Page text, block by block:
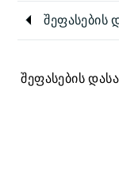
შეფასების
შეფასების